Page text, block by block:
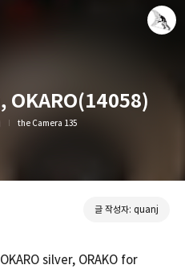
OKARO(14058)
the Camera 135
글 작성자: quanj
silver, ORAKO for
Leica Sisyphus